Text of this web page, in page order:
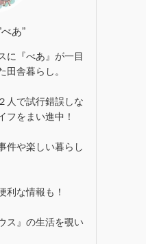
あ”
に『べあ』が一目
舎暮らし。
人で試行錯誤しな
フをまい進中！
件や楽しい暮らし
利な情報も！
ス』の生活を覗い